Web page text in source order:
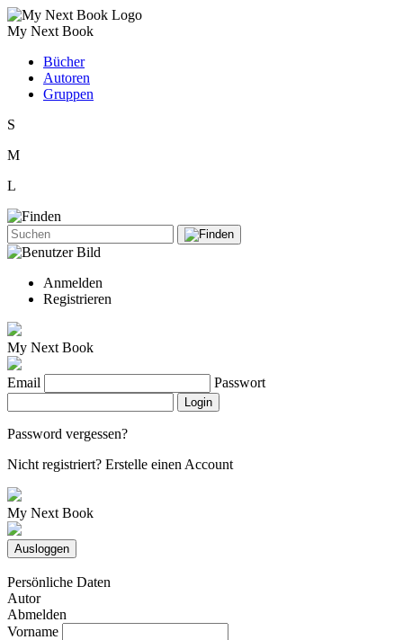
My Next Book
Bücher
Autoren
Gruppen
S
M
L
Anmelden
Registrieren
My Next Book
Email Passwort
Login
Password vergessen?
Nicht registriert? Erstelle einen Account
My Next Book
Ausloggen
Persönliche Daten
Autor
Abmelden
Vorname